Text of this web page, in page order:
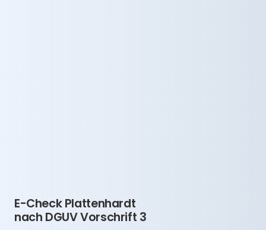
E-Check Plattenhardt
nach DGUV Vorschrift 3